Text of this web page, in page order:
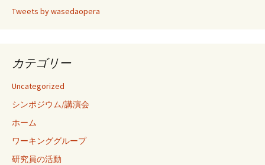
Tweets by wasedaopera
カテゴリー
Uncategorized
シンポジウム/講演会
ホーム
ワーキンググループ
研究員の活動